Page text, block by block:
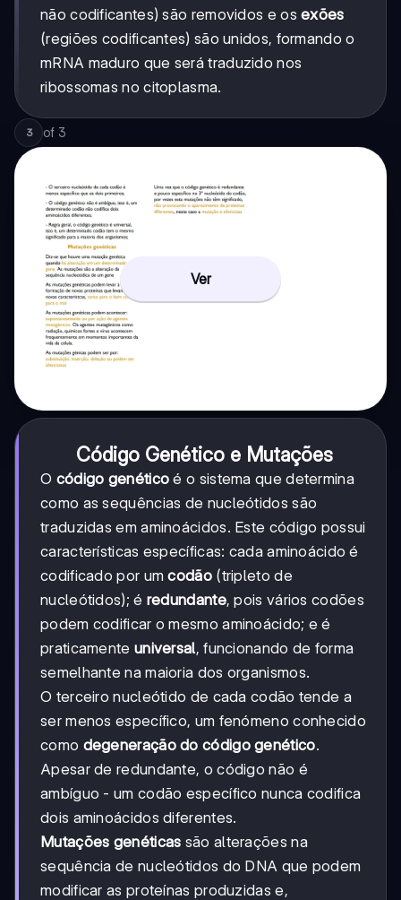
não codificantes) são removidos e osexões
(regiões codificantes) são unidos, formando o
mRNA maduro que será traduzido nos
ribossomas no citoplasma.
3 of 3
Ver
Código Genético e Mutações
O código genético é o sistema que determina
como as sequências de nucleótidos são
traduzidas em aminoácidos. Este código possui
características específicas: cada aminoácido é
codificado por umcodão(tripleto de
nucleótidos); é redundante, pois vários codões
podem codificar o mesmo aminoácido; e é
praticamente universal, funcionando de forma
semelhante na maioria dos organismos.
O terceiro nucleótido de cada codão tende a
ser menos específico, um fenómeno conhecido
como degeneração do código genético.
Apesar de redundante, o código não é
ambíguo - um codão específico nunca codifica
dois aminoácidos diferentes.
Mutações genéticas são alterações na
sequência de nucleótidos do DNA que podem
modificar as proteínas produzidas e,